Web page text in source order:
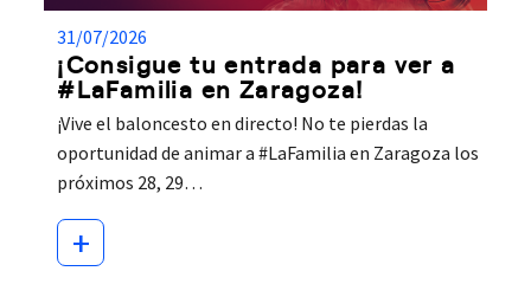
31/07/2026
¡Consigue tu entrada para ver a
#LaFamilia en Zaragoza!
¡Vive el baloncesto en directo! No te pierdas la
oportunidad de animar a #LaFamilia en Zaragoza los
próximos 28, 29…
+